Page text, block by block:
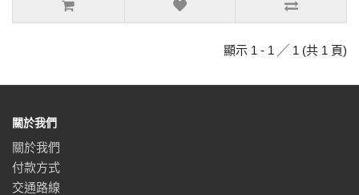
顯示 1 - 1 ╱ 1 (共 1 頁)
關於我們
關於我們
付款方式
交通路線